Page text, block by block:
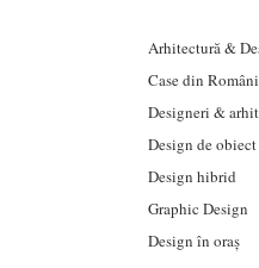
Arhitectură &
Case din
Designeri &
Design de obiect
Design hibrid
Graphic Design
Design în oraș